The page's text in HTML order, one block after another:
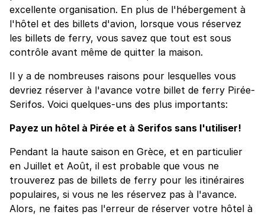
excellente organisation. En plus de l'hébergement à
l'hôtel et des billets d'avion, lorsque vous réservez
les billets de ferry, vous savez que tout est sous
contrôle avant même de quitter la maison.
Il y a de nombreuses raisons pour lesquelles vous
devriez réserver à l'avance votre billet de ferry Pirée-
Serifos. Voici quelques-uns des plus importants:
Payez un hôtel à Pirée et à Serifos sans l'utiliser!
Pendant la haute saison en Grèce, et en particulier
en Juillet et Août, il est probable que vous ne
trouverez pas de billets de ferry pour les itinéraires
populaires, si vous ne les réservez pas à l'avance.
Alors, ne faites pas l'erreur de réserver votre hôtel à